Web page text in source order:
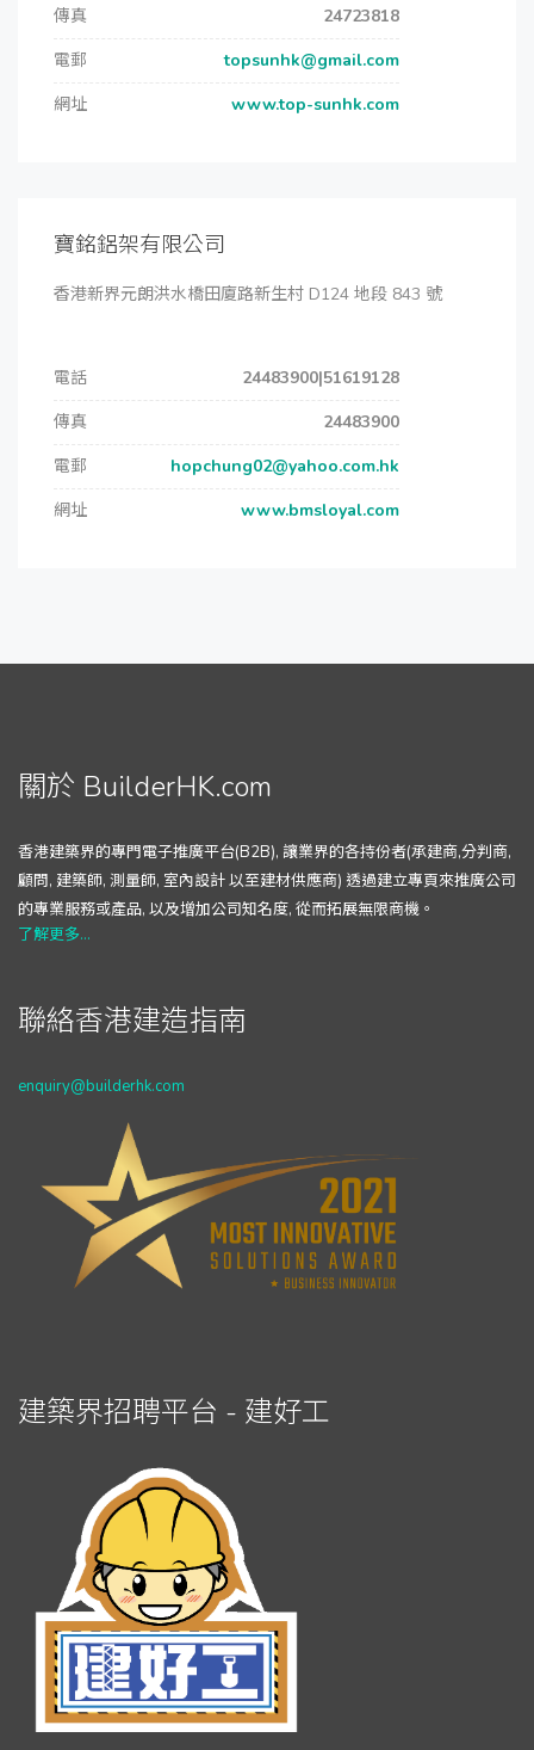
傳真
24723818
電郵
topsunhk@gmail.com
網址
www.top-sunhk.com
寶銘鋁架有限公司
香港新界元朗洪水橋田廈路新生村 D124 地段 843 號
電話
24483900|51619128
傳真
24483900
電郵
hopchung02@yahoo.com.hk
網址
www.bmsloyal.com
關於 BuilderHK.com
香港建築界的專門電子推廣平台(B2B), 讓業界的各持份者(承建商,分判商,
顧問, 建築師, 測量師, 室內設計 以至建材供應商) 透過建立專頁來推廣公司
的專業服務或產品, 以及增加公司知名度, 從而拓展無限商機。
了解更多...
聯絡香港建造指南
enquiry@builderhk.com
建築界招聘平台 - 建好工